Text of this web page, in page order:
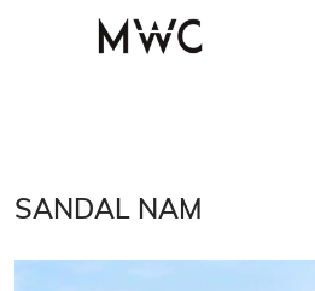
SANDAL NAM